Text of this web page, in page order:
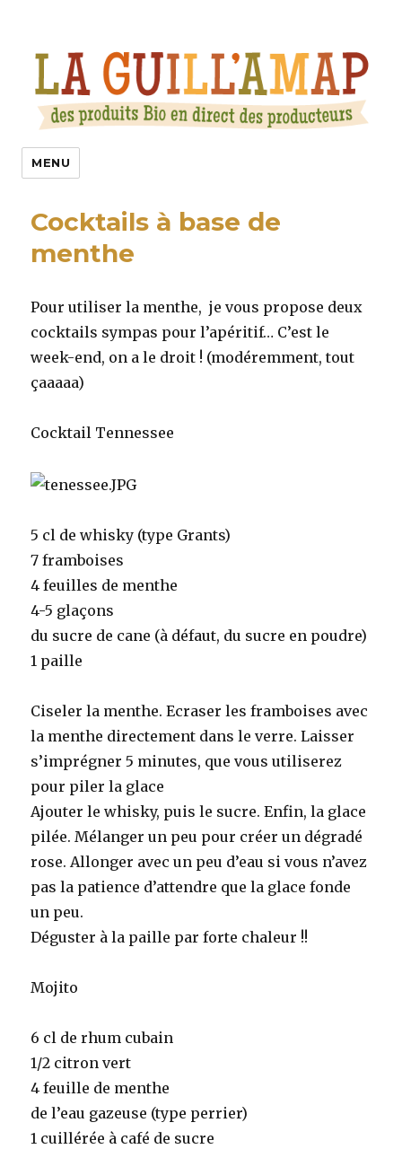
La Guill’Amap
MENU
Cocktails à base de
menthe
Pour utiliser la menthe, je vous propose deux
cocktails sympas pour l’apéritif… C’est le
week-end, on a le droit ! (modéremment, tout
çaaaaa)
Cocktail Tennessee
5 cl de whisky (type Grants)
7 framboises
4 feuilles de menthe
4-5 glaçons
du sucre de cane (à défaut, du sucre en poudre)
1 paille
Ciseler la menthe. Ecraser les framboises avec
la menthe directement dans le verre. Laisser
s’imprégner 5 minutes, que vous utiliserez
pour piler la glace
Ajouter le whisky, puis le sucre. Enfin, la glace
pilée. Mélanger un peu pour créer un dégradé
rose. Allonger avec un peu d’eau si vous n’avez
pas la patience d’attendre que la glace fonde
un peu.
Déguster à la paille par forte chaleur !!
Mojito
6 cl de rhum cubain
1/2 citron vert
4 feuille de menthe
de l’eau gazeuse (type perrier)
1 cuillérée à café de sucre